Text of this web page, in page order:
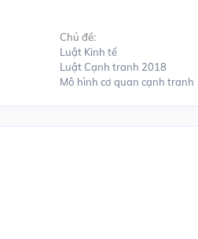
Chủ đề:
Luật Kinh tế
Luật Cạnh tranh 2018
Mô hình cơ quan cạnh tranh